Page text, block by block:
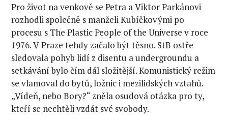
Pro život na venkově se Petra a Viktor Parkánovi
rozhodli společně s manželi Kubíčkovými po
procesu s The Plastic People of the Universe v roce
1976. V Praze tehdy začalo být těsno. StB ostře
sledovala pohyb lidí z disentu a undergroundu a
setkávání bylo čím dál složitější. Komunistický režim
se vlamoval do bytů, ložnic i mezilidských vztahů.
„Vídeň, nebo Bory?“ zněla osudová otázka pro ty,
kteří se nechtěli vzdát své svobody.